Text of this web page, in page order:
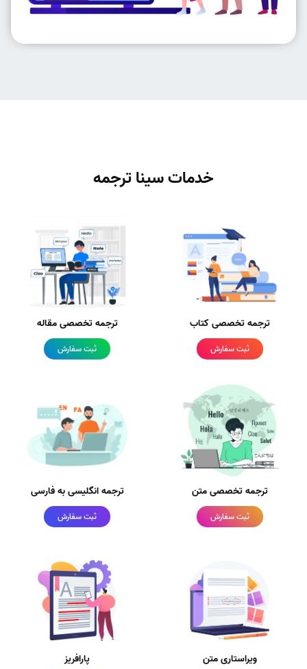
خدمات سینا ترجمه
ترجمه تخصصی کتاب
ثبت سفارش
ترجمه تخصصی مقاله
ثبت سفارش
ترجمه تخصصی متن
ثبت سفارش
ترجمه انگلیسی به فارسی
ثبت سفارش
ویراستاری متن پارافریز